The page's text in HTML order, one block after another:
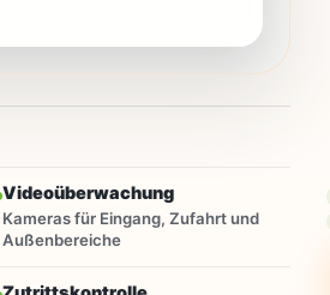
Videoüberwachung
Kameras für Eingang, Zufahrt und
Außenbereiche